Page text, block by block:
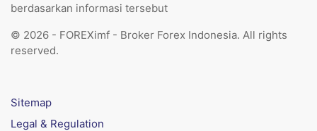
berdasarkan informasi tersebut
© 2026 - FOREXimf - Broker Forex Indonesia. All rights
reserved.
Sitemap
Legal & Regulation